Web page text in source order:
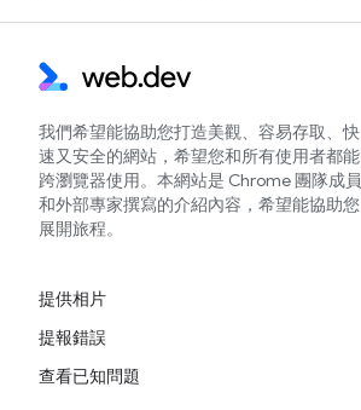
我們希望能協助您打造美觀、容易存取、快
速又安全的網站，希望您和所有使用者都能
跨瀏覽器使用。本網站是 Chrome 團隊成員
和外部專家撰寫的介紹內容，希望能協助您
展開旅程。
提供相片
提報錯誤
查看已知問題